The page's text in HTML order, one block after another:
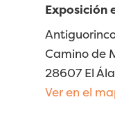
Exposición
Camino de
28607 El
Ver en el